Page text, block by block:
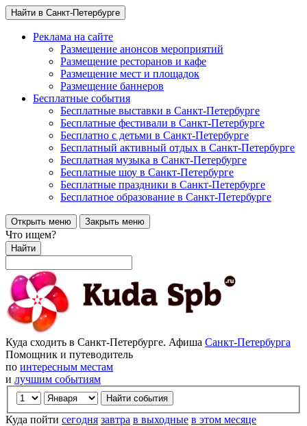
Найти в Санкт-Петербурге
Реклама на сайте
Размещение анонсов мероприятий
Размещение ресторанов и кафе
Размещение мест и площадок
Размещение баннеров
Бесплатные события
Бесплатные выставки в Санкт-Петербурге
Бесплатные фестивали в Санкт-Петербурге
Бесплатно с детьми в Санкт-Петербурге
Бесплатный активный отдых в Санкт-Петербурге
Бесплатная музыка в Санкт-Петербурге
Бесплатные шоу в Санкт-Петербурге
Бесплатные праздники в Санкт-Петербурге
Бесплатное образование в Санкт-Петербурге
Открыть меню Закрыть меню
Что ищем?
Найти
Куда сходить в Санкт-Петербурге. Афиша Санкт-Петербурга
Помощник и путеводитель
по интересным местам
и лучшим событиям
Куда пойти сегодня завтра в выходные в этом месяце